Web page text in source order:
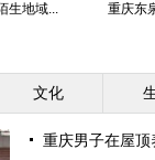
生地域... 重庆东
文化
重庆男子在屋